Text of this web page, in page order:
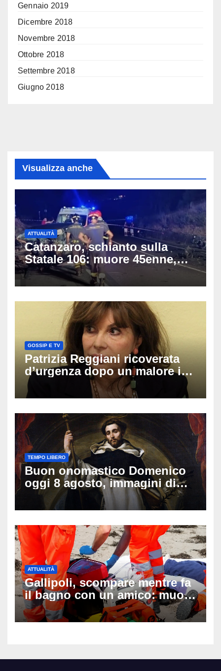
Gennaio 2019
Dicembre 2018
Novembre 2018
Ottobre 2018
Settembre 2018
Giugno 2018
Visualizza anche
ATTUALITÀ
Catanzaro, schianto sulla
Statale 106: muore 45enne,
coinvolti un’auto, un suv e
una moto
GOSSIP E TV
Patrizia Reggiani ricoverata
d’urgenza dopo un malore in
vacanza: come sta oggi l’ex
Lady Gucci
TEMPO LIBERO
Buon onomastico Domenico
oggi 8 agosto, immagini di
auguri da condividere
ATTUALITÀ
Gallipoli, scompare mentre fa
il bagno con un amico: muore
a 19 anni dopo 45 minuti di
disperati tentativi di